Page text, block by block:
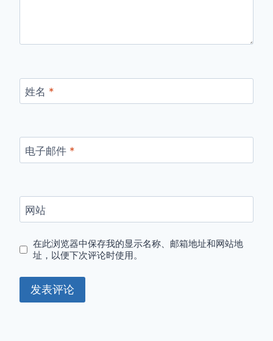
姓名 *
电子邮件 *
网站
在此浏览器中保存我的显示名称、邮箱地址和网站地
址，以便下次评论时使用。